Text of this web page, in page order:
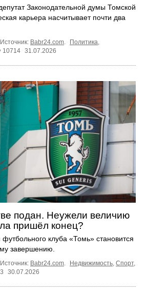
Законодательной думы Томской
карьера насчитывает почти два
Источник: Babr24.com. Политика,
10714 31.07.2026
подан. Неужели величию
пришёл конец?
клуба «Томь» становится
завершению.
Источник: Babr24.com Недвижимость Спорт,
30.07.2026